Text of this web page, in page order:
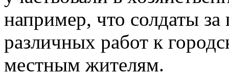
например, что солдаты
различных работ к
местным жителям.